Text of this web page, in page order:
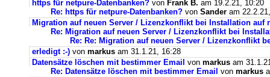
https für netpure-Datenbanken? von Frank B. am 19.2.21, 10:20
Re: https für netpure-Datenbanken? von Sander am
Migration auf neuen Server / Lizenzkonflikt bei Installation auf
Re: Migration auf neuen Server / Lizenzkonflikt bei
Re: Re: Migration auf neuen Server / Lizenzkonflikt
erledigt :-) von markus am 31.1.21, 16:28
Datensätze löschen mit bestimmer Email von markus am
Re: Datensätze löschen mit bestimmer Email von markus